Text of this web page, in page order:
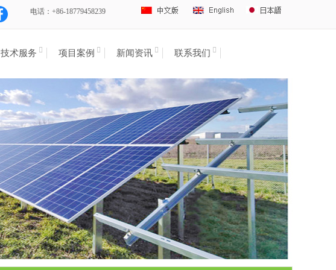
电话：+86-18779458239
技术服务 项目案例 新闻资讯 联系我们